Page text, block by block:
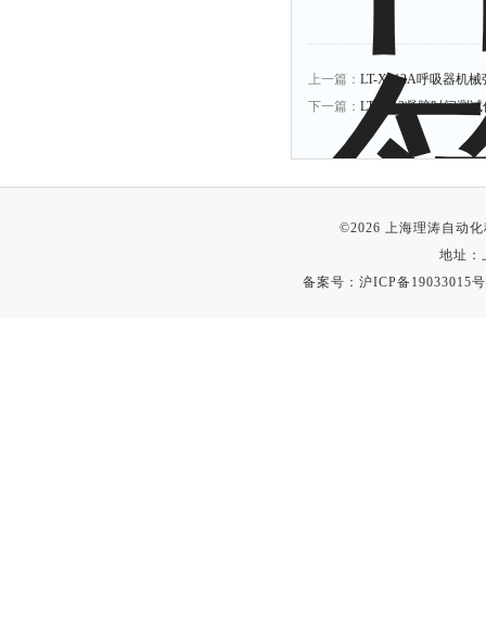
上一篇： LT-X012A呼吸器机
下一篇： LT-Z712凝胶时间测
©2026 上海理涛自动
地址：
备案号： 沪ICP备19033015